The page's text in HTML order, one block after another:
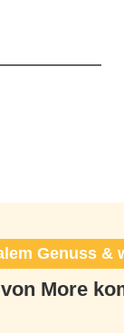
Genuss &
More